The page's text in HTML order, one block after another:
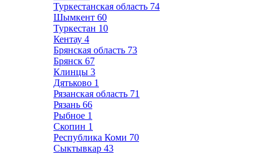
Туркестанская область 74
Шымкент 60
Туркестан 10
Кентау 4
Брянская область 73
Брянск 67
Клинцы 3
Дятьково 1
Рязанская область 71
Рязань 66
Рыбное 1
Скопин 1
Республика Коми 70
Сыктывкар 43